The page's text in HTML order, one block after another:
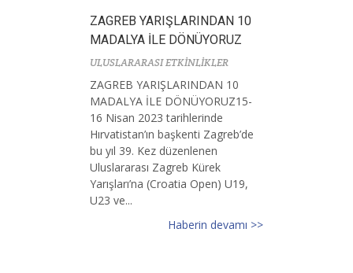
ZAGREB YARIŞLARINDAN 10
MADALYA İLE DÖNÜYORUZ
ULUSLARARASI ETKİNLİKLER
ZAGREB YARIŞLARINDAN 10
MADALYA İLE DÖNÜYORUZ15-
16 Nisan 2023 tarihlerinde
Hırvatistan’ın başkenti Zagreb’de
bu yıl 39. Kez düzenlenen
Uluslararası Zagreb Kürek
Yarışları’na (Croatia Open) U19,
U23 ve...
Haberin devamı >>